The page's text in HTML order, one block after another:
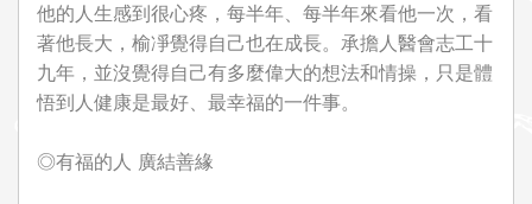
他的人生感到很心疼，每半年、每半年來看他一次，看
著他長大，榆凈覺得自己也在成長。承擔人醫會志工十
九年，並沒覺得自己有多麼偉大的想法和情操，只是體
悟到人健康是最好、最幸福的一件事。
◎有福的人 廣結善緣